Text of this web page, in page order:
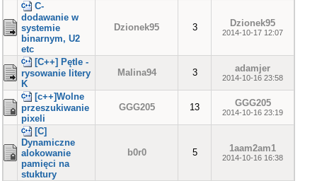
C-
dodawanie w
systemie
binarnym, U2
etc
Dzionek95 3 Dzionek95
2014-10-17 12:07
[C++] Pętle -
rysowanie litery
K
Malina94 3 adamjer
2014-10-16 23:58
[c++]Wolne
przeszukiwanie
pixeli
GGG205 13 GGG205
2014-10-16 23:19
[C]
Dynamiczne
alokowanie
pamięci na
stuktury
b0r0 5 1aam2am1
2014-10-16 16:38